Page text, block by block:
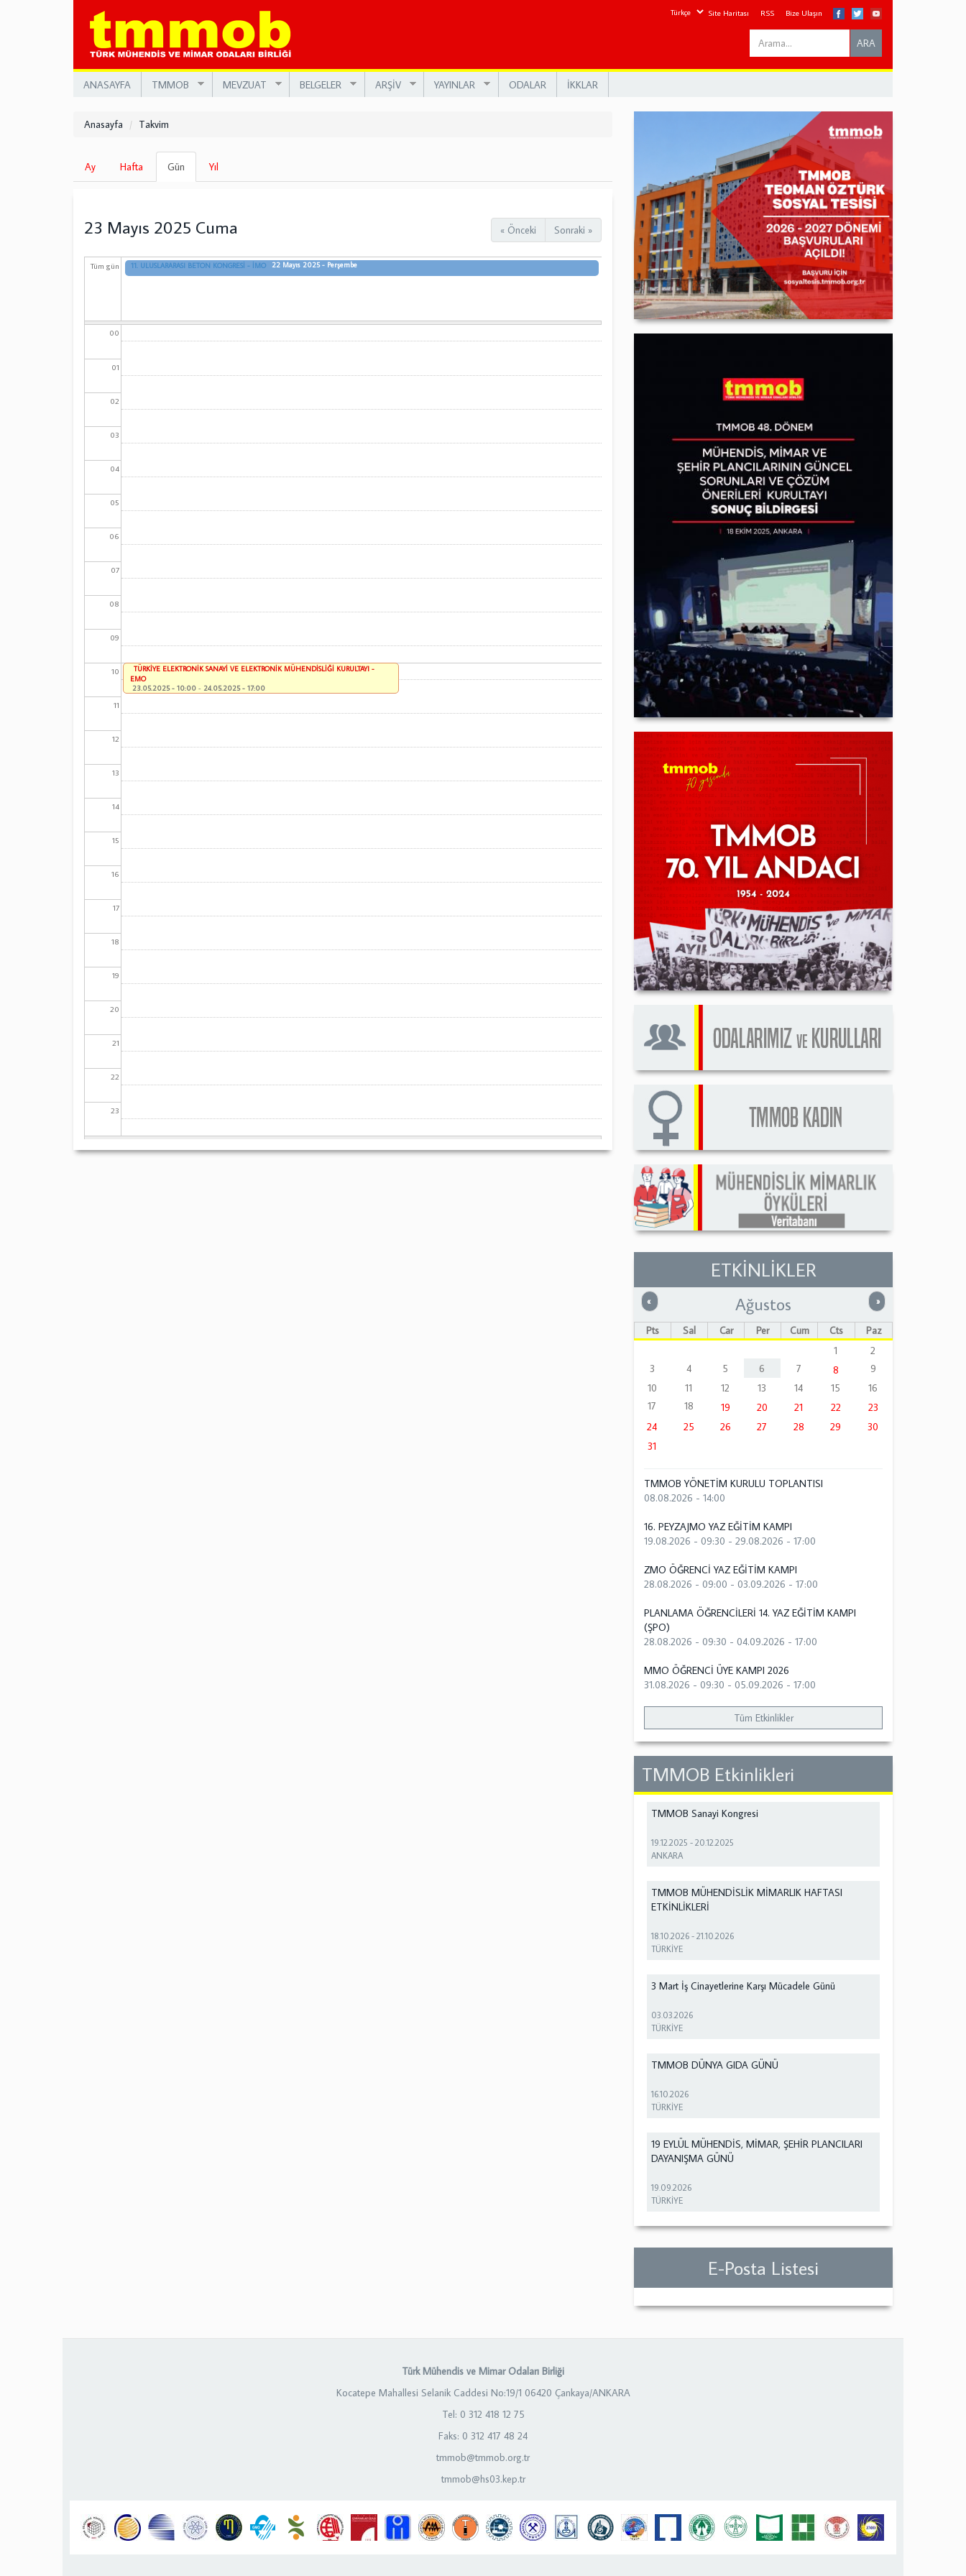
Site Haritası RSS Bize Ulaşın
Search
this
ARA
ANASAYFA TMMOB MEVZUAT BELGELER ARŞİV YAYINLAR ODALAR İKKLAR
Anasayfa Takvim
Birincil
sekmeler
Ay Hafta Gün
sekme)
Yıl
« Önceki Sonraki »
23 Mayıs 2025 Cuma
Tüm gün 11. ULUSLARARASI BETON KONGRESİ - İMO 22 Mayıs 2025 - Perşembe
00
01
02
03
04
05
06
07
08
09
10
11
12
13
14
15
16
17
18
19
20
21
22
23
TÜRKİYE ELEKTRONİK SANAYİ VE ELEKTRONİK MÜHENDİSLİĞİ KURULTAYI -
EMO
23.05.2025 - 10:00 - 24.05.2025 - 17:00
ETKİNLİKLER
« Önceki »Sonraki
Ağustos
Pts Sal Çar Per Cum Cts
Paz
1
2
3
4 5 6 7 8
9
10
11 12 13 14 15
16
17
18 19 20 21 22
23
24
25 26 27 28 29
30
31
TMMOB YÖNETİM KURULU TOPLANTISI
08.08.2026 - 14:00
16. PEYZAJMO YAZ EĞİTİM KAMPI
19.08.2026 - 09:30 -29.08.2026 - 17:00
ZMO ÖĞRENCİ YAZ EĞİTİM KAMPI
28.08.2026 - 09:00 -03.09.2026 - 17:00
PLANLAMA ÖĞRENCİLERİ 14. YAZ EĞİTİM KAMPI
(ŞPO)
28.08.2026 - 09:30 -04.09.2026 - 17:00
MMO ÖĞRENCİ ÜYE KAMPI 2026
31.08.2026 - 09:30 -05.09.2026 - 17:00
Tüm Etkinlikler
TMMOB Etkinlikleri
TMMOB Sanayi Kongresi
19.12.2025 -20.12.2025
ANKARA
TMMOB MÜHENDİSLİK MİMARLIK HAFTASI
ETKİNLİKLERİ
18.10.2026 -21.10.2026
TÜRKİYE
3 Mart İş Cinayetlerine Karşı Mücadele Günü
03.03.2026
TÜRKİYE
TMMOB DÜNYA GIDA GÜNÜ
16.10.2026
TÜRKİYE
19 EYLÜL MÜHENDİS, MİMAR, ŞEHİR PLANCILARI
DAYANIŞMA GÜNÜ
19.09.2026
TÜRKİYE
E-Posta Listesi
Türk Mühendis ve Mimar Odaları Birliği
Kocatepe Mahallesi Selanik Caddesi No:19/1 06420 Çankaya/ANKARA
Tel: 0 312 418 12 75
Faks: 0 312 417 48 24
tmmob@tmmob.org.tr
tmmob@hs03.kep.tr